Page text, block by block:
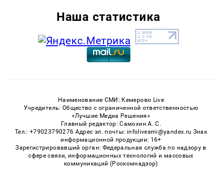
Наша статистика
Наименование СМИ: Кемерово Live
Учредитель: Общество с ограниченной ответственностью
«Лучшие Медиа Решения»
Главный редактор: Самохин А. С.
Тел.: +79023790276 Адрес эл. почты: infolivesmi@yandex.ru Знак
информационной продукции: 16+
Зарегистрировавший орган: Федеральная служба по надзору в
сфере связи, информационных технологий и массовых
коммуникаций (Роскомнадзор)